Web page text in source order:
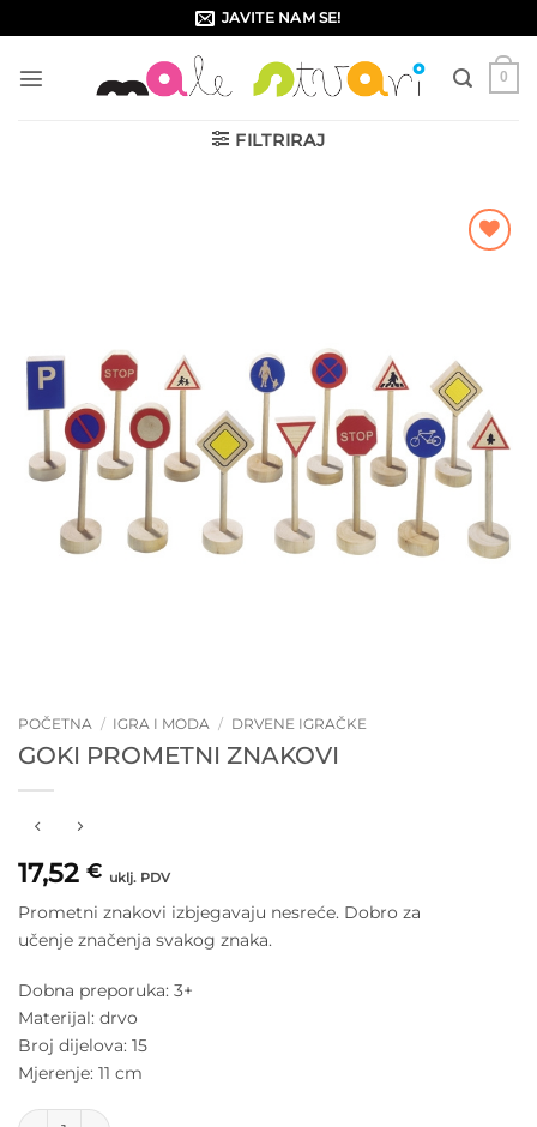
to
content
JAVITE NAM SE!
0
FILTRIRAJ
POČETNA / IGRA I MODA / DRVENE IGRAČKE
GOKI PROMETNI ZNAKOVI
17,52 € uklj. PDV
Prometni znakovi izbjegavaju nesreće. Dobro za
učenje značenja svakog znaka.
Dobna preporuka: 3+
Materijal: drvo
Broj dijelova: 15
Mjerenje: 11 cm
Goki prometni znakovi količina